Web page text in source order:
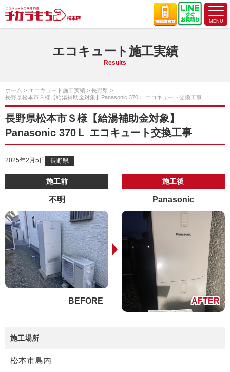
エコキュート施工実績
Results
ホーム エコキュート施工実績
長野県
長野県松本市Ｓ様【給湯補助金対象】Panasonic 370Ｌ エコキュート交換工事
長野県松本市Ｓ様【給湯補助金対象】
Panasonic 370Ｌ エコキュート交換工事
2025年2月5日 長野県
施工前
不明
施工後
Panasonic
施工場所
松本市島内